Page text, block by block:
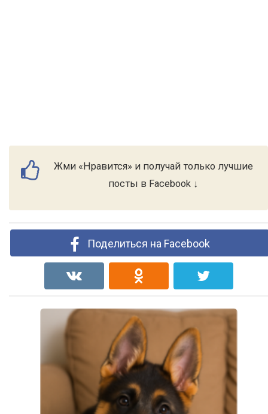
Жми «Нравится» и получай только лучшие
посты в Facebook ↓
Поделиться на Facebook